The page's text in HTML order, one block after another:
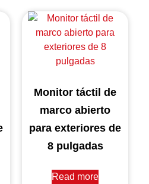
Monitor táctil de
marco abierto
para exteriores de
8 pulgadas
Read more